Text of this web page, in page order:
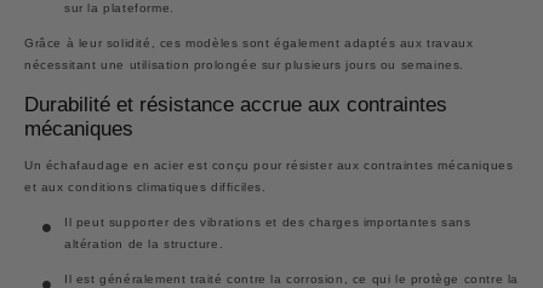
sur la plateforme.
Grâce à leur solidité, ces modèles sont également adaptés aux travaux
nécessitant une utilisation prolongée sur plusieurs jours ou semaines.
Durabilité et résistance accrue aux contraintes
mécaniques
Un échafaudage en acier est conçu pour résister aux contraintes mécaniques
et aux conditions climatiques difficiles.
Il peut supporter des vibrations et des charges importantes sans
altération de la structure.
Il est généralement traité contre la corrosion, ce qui le protège contre la